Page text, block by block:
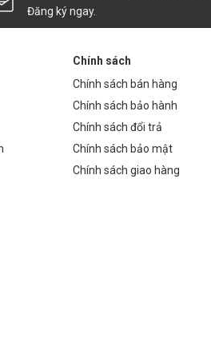
mang lại lợi ích kinh tế vượt trội.
Tuổi thọ đèn cao (50.000 giờ) giúp
năm. Cộng thêm chi phí bảo
Đăng ký ngay.
Chính sách
Chính sách bán hàng
Chính sách bảo hành
Chính sách đổi trả
Chính sách bảo mật
Chính sách giao hàng